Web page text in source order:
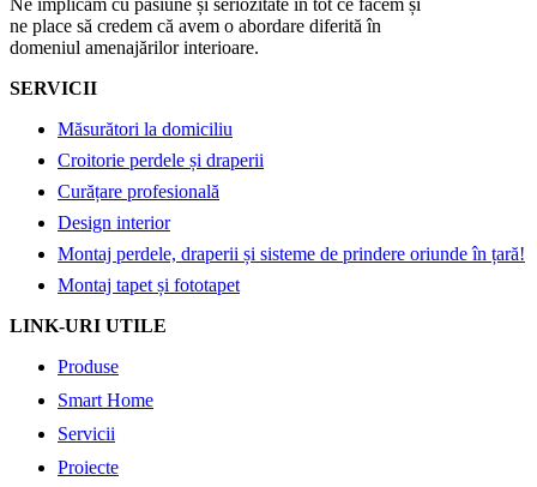
ne place să credem că avem o abordare diferită în
domeniul amenajărilor interioare.
SERVICII
Măsurători la domiciliu
Croitorie perdele și draperii
Curățare profesională
Design interior
Montaj perdele, draperii și sisteme de prindere oriunde în țară!
Montaj tapet și fototapet
LINK-URI UTILE
Produse
Smart Home
Servicii
Proiecte